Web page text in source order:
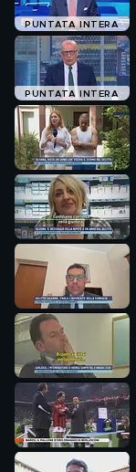
PUNTATA INTERA
PUNTATA INTERA